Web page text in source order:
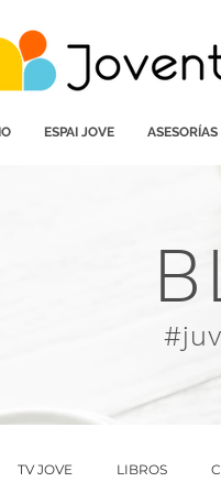
ESPAI JOVE ASESORÍAS
TV JOVE LIBROS